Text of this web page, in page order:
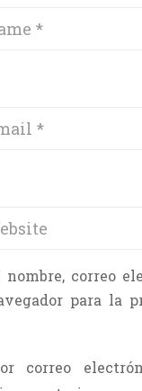
nombre, correo
para la
correo